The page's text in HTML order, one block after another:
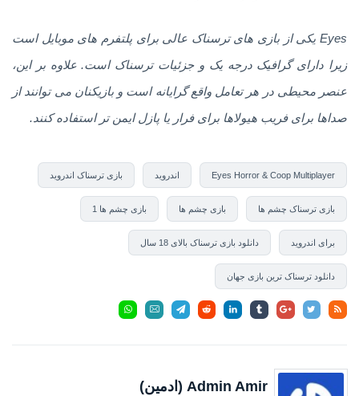
Eyes یکی از بازی های ترسناک عالی برای پلتفرم های موبایل است
زیرا دارای گرافیک درجه یک و جزئیات ترسناک است. علاوه بر این،
عنصر محیطی در هر تعامل واقع گرایانه است و بازیکنان می توانند از
صداها برای فریب هیولاها برای فرار یا پازل ایمن تر استفاده کنند.
Eyes Horror & Coop Multiplayer اندروید بازی ترسناک اندروید
بازی ترسناک چشم ها بازی چشم ها بازی چشم ها 1
برای اندروید دانلود بازی ترسناک بالای 18 سال
دانلود ترسناک ترین بازی جهان
Admin Amir (ادمین)